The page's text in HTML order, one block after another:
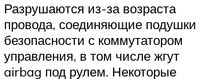
Разрушаются из-за возраста
провода, соединяющие подушки
безопасности с коммутатором
управления, в том числе жгут
airbag под рулем. Некоторые